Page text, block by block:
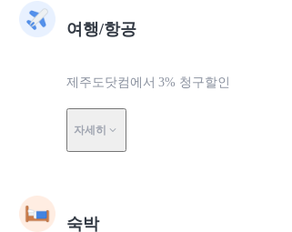
여행/항공
제주도닷컴에서 3% 청구할인
자세히
숙박